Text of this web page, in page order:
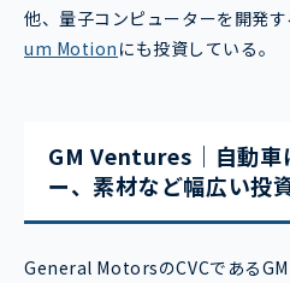
他、量子コンピューターを開発す
um Motion にも投資している。
GM Ventures｜自動車
ー、素材など幅広い投
General MotorsのCVCである